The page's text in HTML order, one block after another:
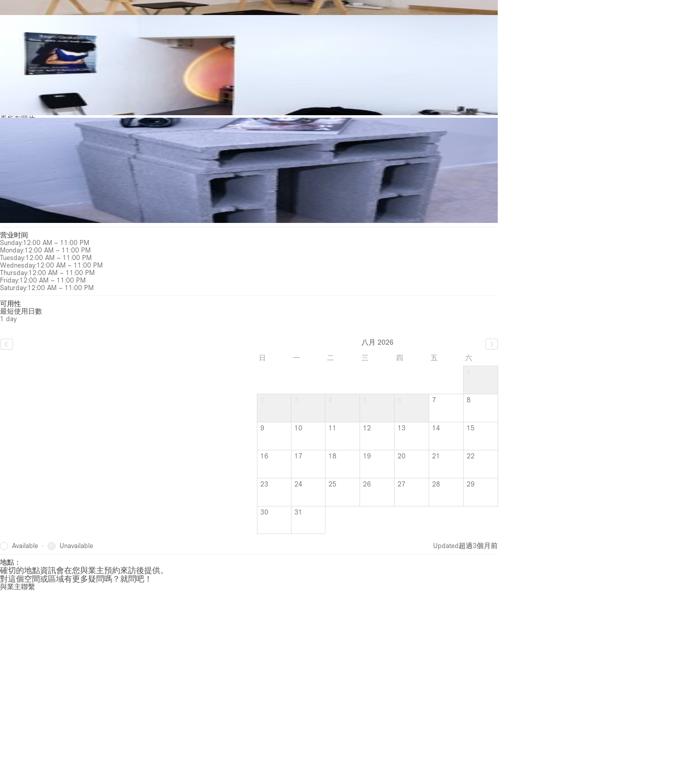
看所有照片
营业时间
Sunday:12:00 AM – 11:00 PM
Monday:12:00 AM – 11:00 PM
Tuesday:12:00 AM – 11:00 PM
Wednesday:12:00 AM – 11:00 PM
Thursday:12:00 AM – 11:00 PM
Friday:12:00 AM – 11:00 PM
Saturday:12:00 AM – 11:00 PM
可用性
最短使用日數
1 day
八月 2026
日
一 二 三 四 五
六
7 8
9 10 11 12 13 14 15
16 17 18 19 20 21 22
23 24 25 26 27 28 29
30 31
Available · Unavailable Updated超過3個月前
地點：
確切的地點資訊會在您與業主預約來訪後提供。
對這個空間或區域有更多疑問嗎？就問吧！
與業主聯繫